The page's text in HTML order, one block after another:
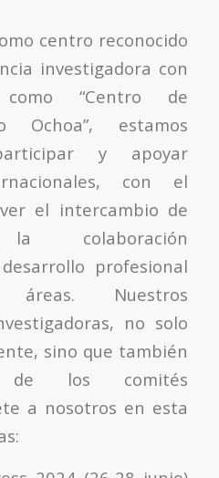
centro reconocido
investigadora con
“Centro de
Ochoa”, estamos
y apoyar
con el
el intercambio de
la colaboración
profesional
Nuestros
no solo
sino que también
de los comités
a nosotros en esta